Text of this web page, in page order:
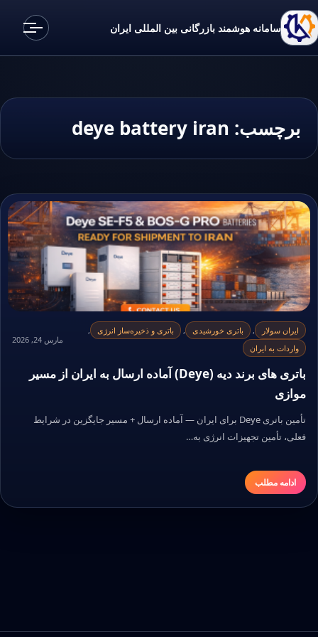
سامانه هوشمند بازرگانی بین المللی ایران
برچسب: deye battery iran
ایران سولار , باتری خورشیدی , باتری و ذخیره‌ساز انرژی
,
واردات به ایران
مارس 24, 2026
باتری های برند دیه (Deye) آماده ارسال به ایران از مسیر
موازی
تأمین باتری Deye برای ایران — آماده ارسال + مسیر جایگزین در شرایط
فعلی، تأمین تجهیزات انرژی به…
ادامه مطلب